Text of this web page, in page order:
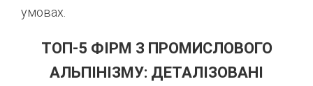
умовах.
ТОП-5 ФІРМ З ПРОМИСЛОВОГО
АЛЬПІНІЗМУ: ДЕТАЛІЗОВАНІ